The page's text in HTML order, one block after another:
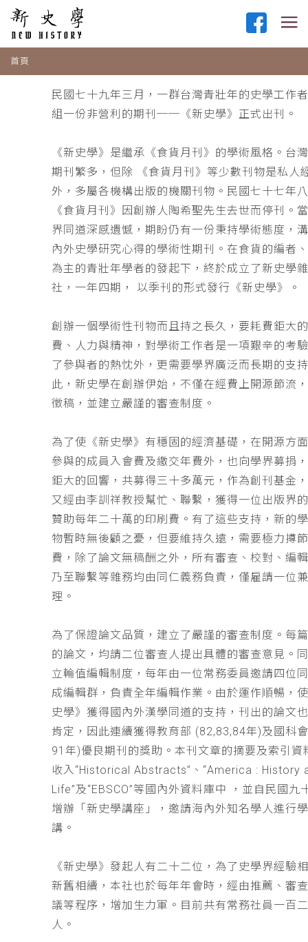
首頁
民國七十九年三月，一群台灣青壯年的史學工作
組一份非營利的期刊──《新史學》正式出刊。
《新史學》是繼承《食貨月刊》的學術風格。台
期刊繁多，但除 《食貨月刊》等少數刊物是私人
外，多屬各機構出版的機關刊物。民國七十七年
《食貨月刊》因創辦人陶希聖先生去世而停刊。
界同道深感遺憾，期盼仍有一份秉持學術態度，
內外史學研究心得的學術性期刊。在食貨的編者
為主的青壯年學者的發起下，終於成立了新史學
社，一年四期， 以季刊的形式發行《新史學》。
創辦一個學術性刊物而且持之長久，要耗費鉅大
費、人力與精神，對學術工作者是一項艱辛的考
了參與者的熱忱外，更需要學界廣泛而長期的支
此，新史學在創辦伊始，不僅在經費上開源節流
徵稿，並建立嚴謹的審查制度。
為了使《新史學》有穩固的經濟基礎，在開源方
參與的成員入會費及繳交年費外，也向學界募捐
鉅大的回響，共募得三十多萬元，作為創刊基金
又經由李訓祥教授幫忙、聯繫，獲得一位出版界
贊助每年二十萬的印刷費。有了這些支持，新的
物暫時無後顧之憂，但要維持久遠，需要極力撙
費，除了論文無稿酬之外，所有審查、校對、編
乃至聯繫等雜務均由同仁義務負責，僅雇請一位
理。
為了保證論文品質，建立了嚴謹的審查制度。每
的論文，均請二位審查人提出具體的審查意見。
立輪值編輯制度，每年由一位常務委員邀請四位
成編輯群，負責全年編輯作業。由於運作順暢，
史學》獲得國內外漢學同道的支持，刊出的論文
肯定，因此連續獲得教育部 (82,83,84年)及國科
91年)優良期刊的獎助。本刊文章的摘要及索引資
收入“Historical Abstracts”、“America : History
Life”及“EBSCO”等國內外資料庫中 ，並自民國九
增辦「新史學講座」，邀請海內外知名學人進行
講。
《新史學》發起人有二十二位，為了史學界經驗
新舊相續，本社也於每年年會時，經由推薦、審
議等程序，增加生力軍。目前共有常務社員一百
人。